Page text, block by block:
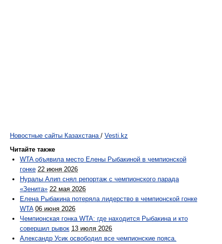
Новостные сайты Казахстана / Vesti.kz
Читайте также
WTA объявила место Елены Рыбакиной в чемпионской
гонке 22 июня 2026
Нуралы Алип снял репортаж с чемпионского парада
«Зенита» 22 мая 2026
Елена Рыбакина потеряла лидерство в чемпионской гонке
WTA 06 июня 2026
Чемпионская гонка WTA: где находится Рыбакина и кто
совершил рывок 13 июля 2026
Александр Усик освободил все чемпионские пояса.